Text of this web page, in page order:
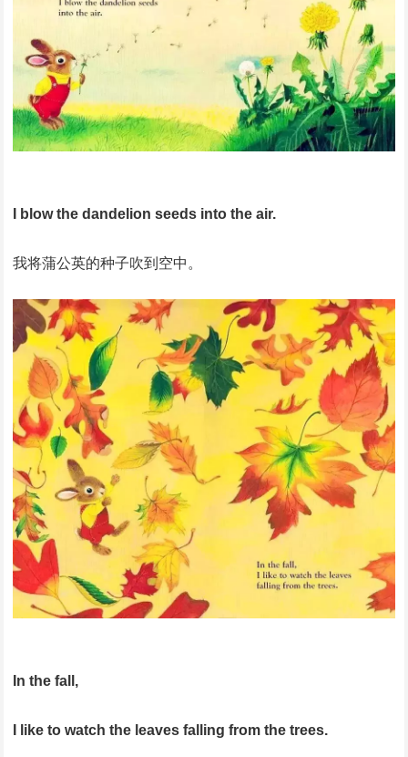
I blow the dandelion seeds into the air.
我将蒲公英的种子吹到空中。
In the fall,
I like to watch the leaves falling from the trees.